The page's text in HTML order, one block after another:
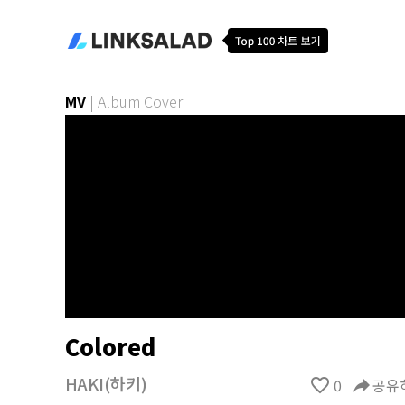
MV | Album Cover
Colored
HAKI(하키) favorite_border 0 reply공유